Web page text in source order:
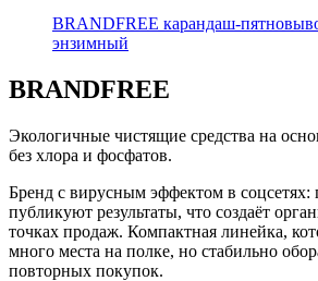
BRANDFREE карандаш-
энзимный
BRANDFREE
Экологичные чистящие средства на
без хлора и фосфатов.
Бренд с вирусным эффектом в соцсетях:
публикуют результаты, что создаёт
точках продаж. Компактная линейка,
много места на полке, но стабильно
повторных покупок.